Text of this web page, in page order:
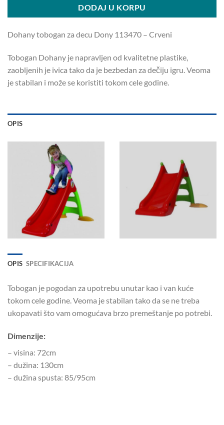
DODAJ U KORPU
Dohany tobogan za decu Dony 113470 – Crveni
Tobogan Dohany je napravljen od kvalitetne plastike,
zaobljenih je ivica tako da je bezbedan za dečiju igru. Veoma
je stabilan i može se koristiti tokom cele godine.
OPIS
OPIS SPECIFIKACIJA
Tobogan je pogodan za upotrebu unutar kao i van kuće
tokom cele godine. Veoma je stabilan tako da se ne treba
ukopavati što vam omogućava brzo premeštanje po potrebi.
Dimenzije:
– visina: 72cm
– dužina: 130cm
– dužina spusta: 85/95cm